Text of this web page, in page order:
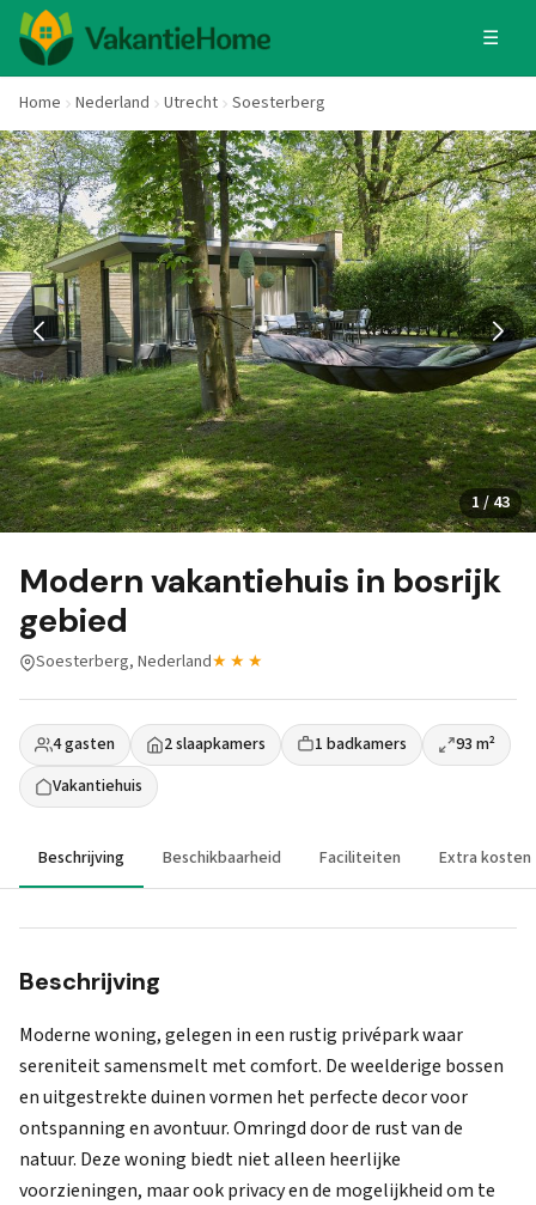
☰
Home Nederland Utrecht Soesterberg
1 / 43
Modern vakantiehuis in bosrijk
gebied
Soesterberg, Nederland★★★
4 gasten 2 slaapkamers 1 badkamers
93 m²
Vakantiehuis
Beschrijving Beschikbaarheid Faciliteiten Extra kosten
Beschrijving
Moderne woning, gelegen in een rustig privépark waar
sereniteit samensmelt met comfort. De weelderige bossen
en uitgestrekte duinen vormen het perfecte decor voor
ontspanning en avontuur. Omringd door de rust van de
natuur. Deze woning biedt niet alleen heerlijke
voorzieningen, maar ook privacy en de mogelijkheid om te